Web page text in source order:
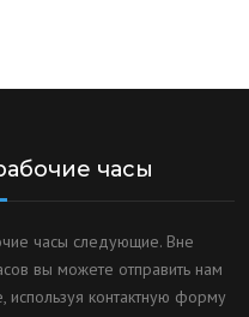
часы
часы следующие. Вне
вы можете отправить нам
используя контактную форму